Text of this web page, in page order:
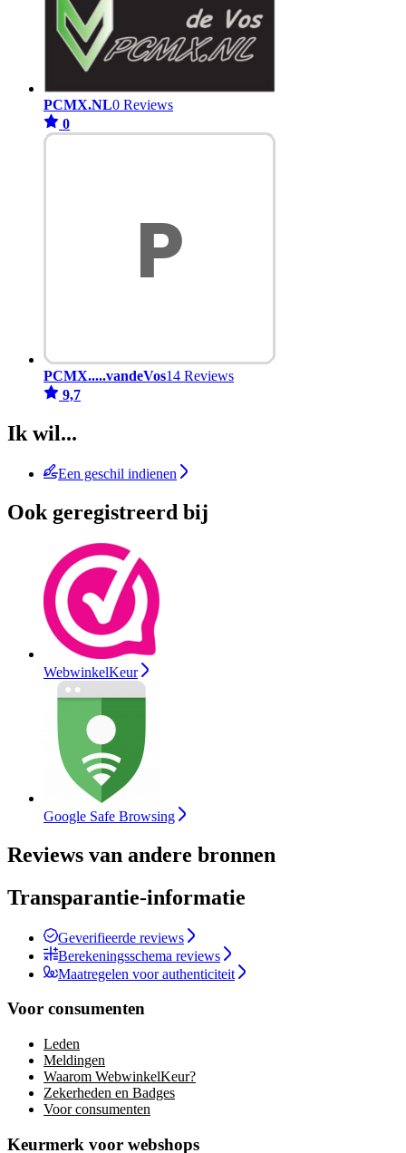
PCMX.NL0 Reviews
0
PCMX.....vandeVos14 Reviews
9,7
Ik wil...
Een geschil indienen
Ook geregistreerd bij
WebwinkelKeur
Google Safe Browsing
Reviews van andere bronnen
Transparantie-informatie
Geverifieerde reviews
Berekeningsschema reviews
Maatregelen voor authenticiteit
Voor consumenten
Leden
Meldingen
Waarom WebwinkelKeur?
Zekerheden en Badges
Voor consumenten
Keurmerk voor webshops